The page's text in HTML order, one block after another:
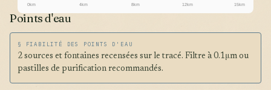
0km 4km 8km 12km 15km
Points d'eau
§ FIABILITÉ DES POINTS D'EAU
2 sources et fontaines recensées sur le tracé. Filtre à 0.1μm ou
pastilles de purification recommandés.